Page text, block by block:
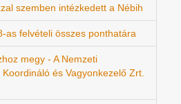
szemben intézkedett a Nébih
as felvételi összes ponthatára
megy - A Nemzeti
és Vagyonkezelő Zrt.